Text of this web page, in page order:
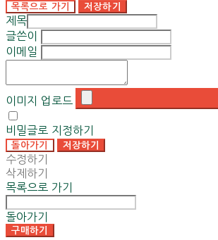
목록으로 가기 저장하기
제목
글쓴이
이메일
이미지 업로드
비밀글로 지정하기
돌아가기 저장하기
수정하기
삭제하기
목록으로 가기
돌아가기
구매하기